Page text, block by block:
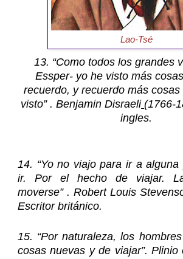
Lao-Tsé
13. “Como todos los grandes
Essper- yo he visto más
recuerdo, y recuerdo más
visto” . Benjamin Disraeli (1766-
ingles.
14. “Yo no viajo para ir a
ir. Por el hecho de viajar.
moverse” . Robert Louis
Escritor británico.
15. “Por naturaleza, los
cosas nuevas y de viajar”.